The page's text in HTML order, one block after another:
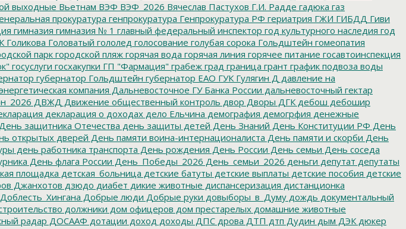
выходные Вьетнам ВЭФ ВЭФ_2026 Вячеслав Пастухов Г.И. Радде гадюка газ
прокуратура генпрокуратура Генпрокуратура РФ гериатрия ГЖИ ГИБДД Гиви
гимназия гимназия № 1 главный федеральный инспектор год культурного наследия год
Голикова Головатый гололед голосование голубая сорока Гольдштейн гомеопатия
парк городской пляж горячая вода горячая линия горячее питание госавтоинспекция
госуслуги госхакупки ГП "Фармация" грабеж град граница грант график подвоза воды
губернатор Гольдштейн губернатор ЕАО ГУК Гулягин Д давление на
компания Дальневосточное ГУ Банка России дальневосточный гектар
ДВЖД Движение общественный контроль двор Дворы ДГК дебош дебошир
декларация о доходах дело Ельчина демография демогрфия денежные
День защитника Отечества день защиты детей День Знаний День Конституции РФ День
открытых дверей День памяти воина-интернационалиста День памяти и скорби День
день работника транспорта День рождения День России День семьи День соседа
День флага России День_Победы_2026 День_семьи_2026 деньги депутат депутаты
площадка детская_больница детские батуты детские выплаты детские пособия детские
Джанхотов дзюдо диабет дикие животные диспансеризация дистанционка
Доблесть_Хингана Добрые люди Добрые руки довыборы_в_Думу дождь документальный
должники дом офицеров дом престарелых домашние животные
радар ДОСААФ дотации доход доходы ДПС дрова ДТП дтп Дудин дым ДЭК дюкер